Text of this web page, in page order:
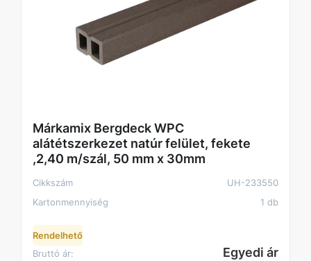
Márkamix Bergdeck WPC
alátétszerkezet natúr felület, fekete
,2,40 m/szál, 50 mm x 30mm
Cikkszám
UH-233550
Kartonmennyiség
1 db
Rendelhető
Bruttó ár:
Egyedi ár